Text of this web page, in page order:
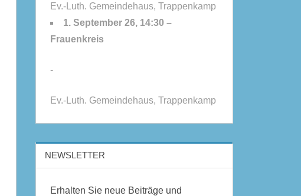
Ev.-Luth. Gemeindehaus, Trappenkamp
1. September 26, 14:30 –
Frauenkreis
-
Ev.-Luth. Gemeindehaus, Trappenkamp
NEWSLETTER
Erhalten Sie neue Beiträge und